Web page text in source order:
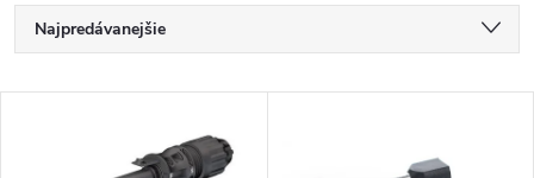
R
a
Najpredávanejšie